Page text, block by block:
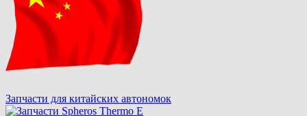
Запчасти для китайских автономок